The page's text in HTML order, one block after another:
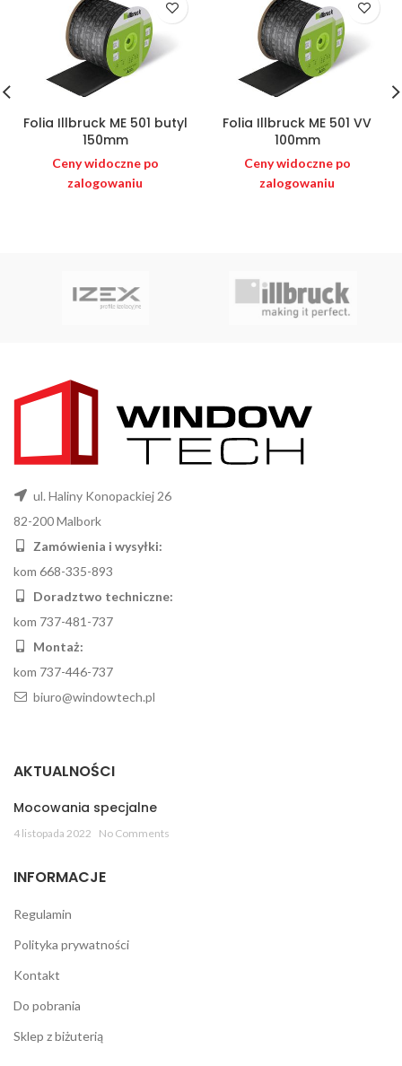
Folia Illbruck ME 501 butyl
150mm
Ceny widoczne po
zalogowaniu
Folia Illbruck ME 501 VV
100mm
Ceny widoczne po
zalogowaniu
ul. Haliny Konopackiej 26
82-200 Malbork
Zamówienia i wysyłki:
kom 668-335-893
Doradztwo techniczne:
kom 737-481-737
Montaż:
kom 737-446-737
biuro@windowtech.pl
AKTUALNOŚCI
Mocowania specjalne
4 listopada 2022 No Comments
INFORMACJE
Regulamin
Polityka prywatności
Kontakt
Do pobrania
Sklep z biżuterią